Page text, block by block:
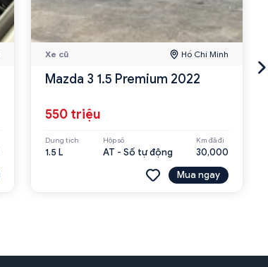
Xe cũ Hồ Chí Minh
Mazda 3 1.5 Premium 2022
550 triệu
Dung tích
1.5 L
Hộp số
AT - Số tự động
Km đã đi
30,000
Mua ngay